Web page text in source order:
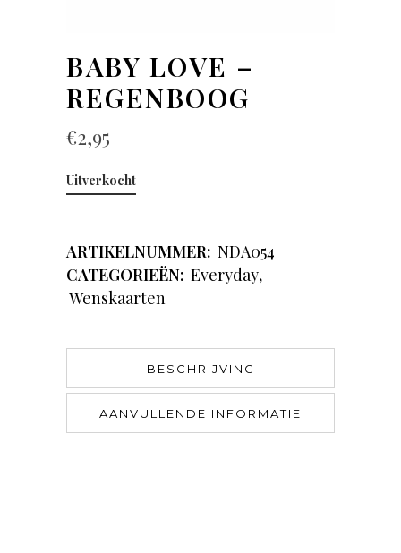
BABY LOVE –
REGENBOOG
€2,95
Uitverkocht
ARTIKELNUMMER: NDA054
CATEGORIEËN: Everyday,
Wenskaarten
BESCHRIJVING
AANVULLENDE INFORMATIE